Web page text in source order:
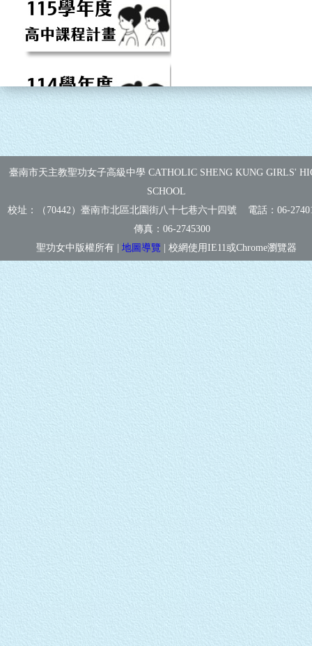
臺南市天主教聖功女子高級中學 CATHOLIC SHENG KUNG GIRLS'
SCHOOL
校址：（70442）臺南市北區北園街八十七巷六十四號 電話：06-
傳真： 06-2745300
聖功女中版權所有 | 地圖導覽 | 校網使用IE11或Chrome瀏覽器